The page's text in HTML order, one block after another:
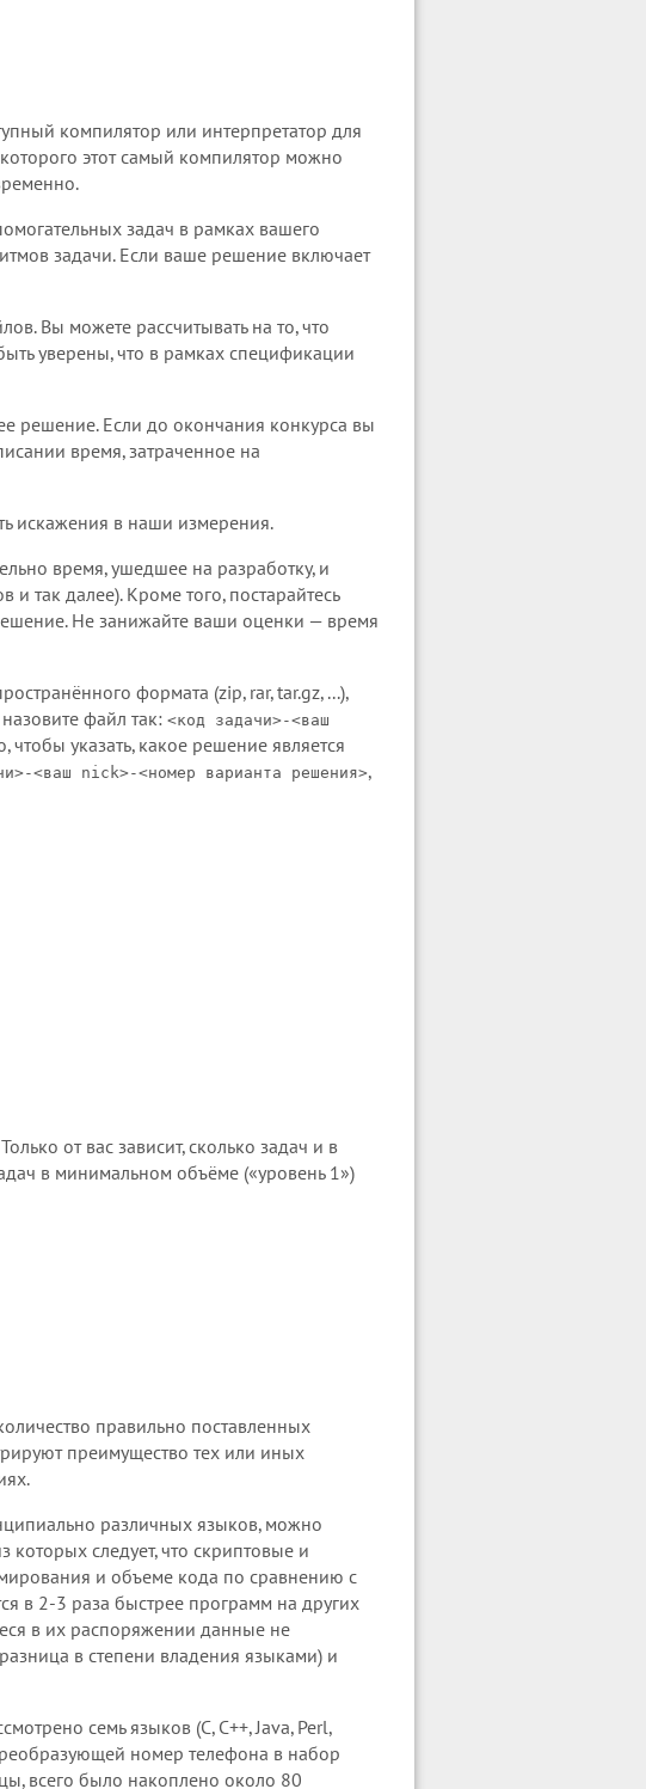
компилятор или интерпретатор для
которого этот самый компилятор можно
задач в рамках вашего
задачи. Если ваше решение включает
Вы можете рассчитывать на то, что
уверены, что в рамках спецификации
решение. Если до окончания конкурса вы
время, затраченное на
искажения в наши измерения.
время, ушедшее на разработку, и
так далее). Кроме того, постарайтесь
Не занижайте ваши оценки — время
формата (zip, rar, tar.gz, ...),
файл так: <код задачи>-<ваш
чтобы указать, какое решение является
<ваш nick>-<номер варианта решения>,
от вас зависит, сколько задач и в
в минимальном объёме («уровень 1»)
правильно поставленных
преимущество тех или иных
различных языков, можно
следует, что скриптовые и
и объеме кода по сравнению с
в 2-3 раза быстрее программ на других
в их распоряжении данные не
в степени владения языками) и
семь языков (C, C++, Java, Perl,
номер телефона в набор
всего было накоплено около 80